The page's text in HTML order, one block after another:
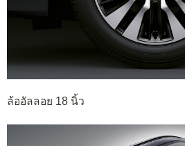
ล้ออัลลอย 18 นิ้ว